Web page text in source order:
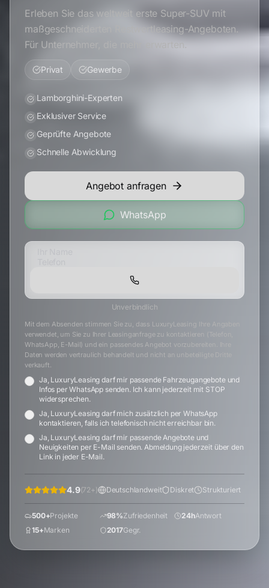
Erleben Sie das weltweit erste Super-SUV mit
maßgeschneiderten Restwertleasing-Angeboten.
Für Unternehmer, die mehr erwarten.
Privat Gewerbe
Lamborghini-Experten
Exklusiver Service
Geprüfte Angebote
Schnelle Abwicklung
Angebot anfragen
WhatsApp
Unverbindlich
Mit dem Absenden stimmen Sie zu, dass LuxuryLeasing Ihre Angaben
verwendet, um Sie zu Ihrer Leasinganfrage zu kontaktieren (Telefon,
WhatsApp, E-Mail) und ein passendes Angebot vorzubereiten. Ihre
Daten werden vertraulich behandelt und nicht an unbeteiligte Dritte
verkauft.
Ja, LuxuryLeasing darf mir passende Fahrzeugangebote und
Infos per WhatsApp senden. Ich kann jederzeit mit STOP
widersprechen.
Ja, LuxuryLeasing darf mich zusätzlich per WhatsApp
kontaktieren, falls ich telefonisch nicht erreichbar bin.
Ja, LuxuryLeasing darf mir passende Angebote und
Neuigkeiten per E-Mail senden. Abmeldung jederzeit über den
Link in jeder E-Mail.
4.9(72+) Deutschlandweit Diskret Strukturiert
500+Projekte 98%Zufriedenheit 24hAntwort
15+Marken 2017Gegr.